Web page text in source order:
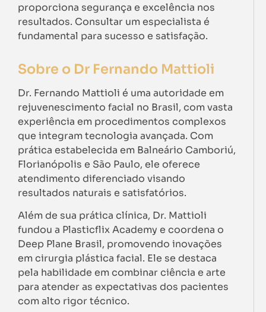
proporciona segurança e excelência nos
resultados. Consultar um especialista é
fundamental para sucesso e satisfação.
Sobre o Dr Fernando Mattioli
Dr. Fernando Mattioli é uma autoridade em
rejuvenescimento facial no Brasil, com vasta
experiência em procedimentos complexos
que integram tecnologia avançada. Com
prática estabelecida em Balneário Camboriú,
Florianópolis e São Paulo, ele oferece
atendimento diferenciado visando
resultados naturais e satisfatórios.
Além de sua prática clínica, Dr. Mattioli
fundou a Plasticflix Academy e coordena o
Deep Plane Brasil, promovendo inovações
em cirurgia plástica facial. Ele se destaca
pela habilidade em combinar ciência e arte
para atender as expectativas dos pacientes
com alto rigor técnico.